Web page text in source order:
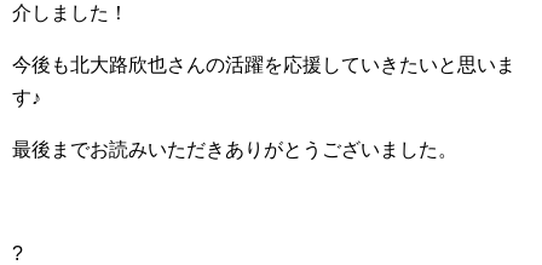
介しました！
今後も北大路欣也さんの活躍を応援していきたいと思いま
す♪
最後までお読みいただきありがとうございました。
?